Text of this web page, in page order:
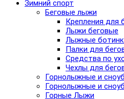
Зимний спорт
Беговые лыжи
Крепления для
Лыжи беговые
Лыжные
Палки для
Средства по
Чехлы для
Горнолыжные и
Горнолыжные и
Горные Лыжи